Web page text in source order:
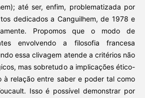
até ser, enfim, problematizada por
dedicados a Canguilhem, de 1978 e
Propomos que o modo de
envolvendo a filosofia francesa
essa clivagem atende a critérios não
mas sobretudo a implicações ético-
à relação entre saber e poder tal como
Isso é possível demonstrar por